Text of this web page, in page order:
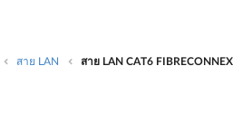
สาย LAN สาย LAN CAT6